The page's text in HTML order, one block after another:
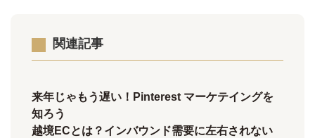
関連記事
来年じゃもう遅い！Pinterest マーケテイングを
知ろう
越境ECとは？インバウンド需要に左右されない